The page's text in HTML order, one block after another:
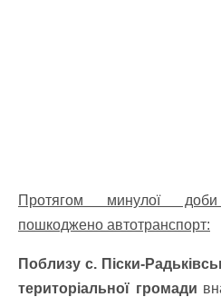
Протягом минулої доби
пошкоджено автотранспорт:
Поблизу с. Піски-
територіальної громади